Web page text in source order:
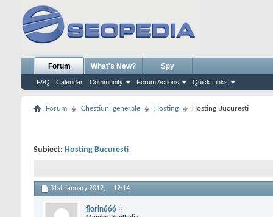
Forum
FAQ Calendar Community Forum Actions Quick Links
What's New? Spy
Forum Chestiuni generale Hosting Hosting Bucuresti
Subiect: Hosting Bucuresti
31st January 2012, 12:14
florin666